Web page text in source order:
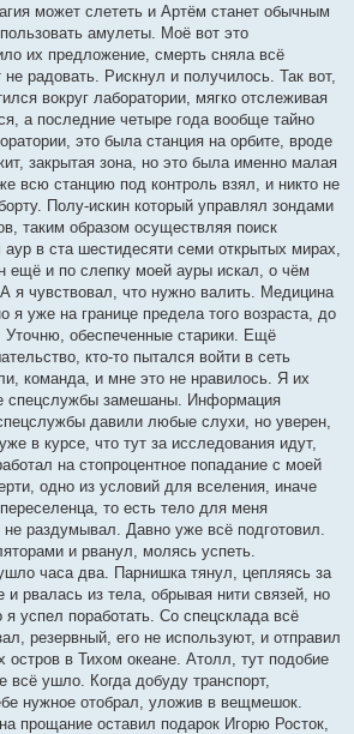
может слететь и Артём станет обычным
амулеты. Моё вот это
их предложение, смерть сняла всё
радовать. Рискнул и получилось. Так вот,
вокруг лаборатории, мягко отслеживая
а последние четыре года вообще тайно
это была станция на орбите, вроде
закрытая зона, но это была именно малая
всю станцию под контроль взял, и никто не
Полу-искин который управлял зондами
таким образом осуществляя поиск
в ста шестидесяти семи открытых мирах,
ещё и по слепку моей ауры искал, о чём
я чувствовал, что нужно валить. Медицина
я уже на границе предела того возраста, до
Уточню, обеспеченные старики. Ещё
кто-то пытался войти в сеть
команда, и мне это не нравилось. Я их
спецслужбы замешаны. Информация
давили любые слухи, но уверен,
в курсе, что тут за исследования идут,
на стопроцентное попадание с моей
одно из условий для вселения, иначе
то есть тело для меня
раздумывал. Давно уже всё подготовил.
и рванул, молясь успеть.
часа два. Парнишка тянул, цепляясь за
рвалась из тела, обрывая нити связей, но
я успел поработать. Со спецсклада всё
резервный, его не используют, и отправил
остров в Тихом океане. Атолл, тут подобие
всё ушло. Когда добуду транспорт,
нужное отобрал, уложив в вещмешок.
прощание оставил подарок Игорю Росток,